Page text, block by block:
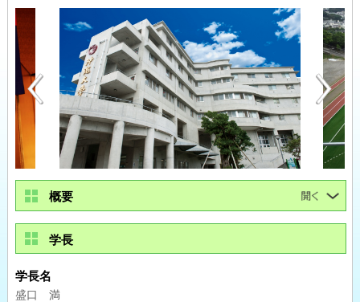
概要
学長
学長名
盛口 満